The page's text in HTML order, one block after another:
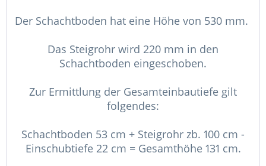
Der Schachtboden hat eine Höhe von 530 mm.
Das Steigrohr wird 220 mm in den
Schachtboden eingeschoben.
Zur Ermittlung der Gesamteinbautiefe gilt
folgendes:
Schachtboden 53 cm + Steigrohr zb. 100 cm -
Einschubtiefe 22 cm = Gesamthöhe 131 cm.